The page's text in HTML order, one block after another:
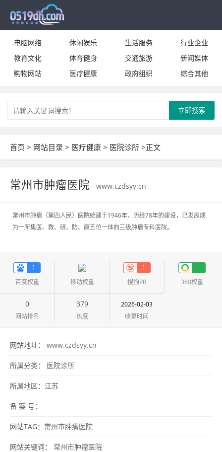
电脑网络 休闲娱乐 生活服务
行业企业
教育文化
体育健身 交通旅游
新闻媒体
购物网站
医疗健康 政府组织 综合其他
立即搜索
首页 > 网站目录 > 医疗健康 > 医院诊所 >正文
常州市肿瘤医院 www.czdsyy.cn
常州市肿瘤（第四人民）医院始建于1946年，历经78年的建设，已发展成
为一所集医、教、研、防、康五位一体的三级肿瘤专科医院。
1
百度权重 移动权重
1
搜狗PR 360权重
0
网站排名
379
热度
2026-02-03
收录时间
网站地址： www.czdsyy.cn
所属分类： 医院诊所
所属地区： 江苏
备 案 号：
网站TAG： 常州市肿瘤医院
网站关键词： 常州市肿瘤医院